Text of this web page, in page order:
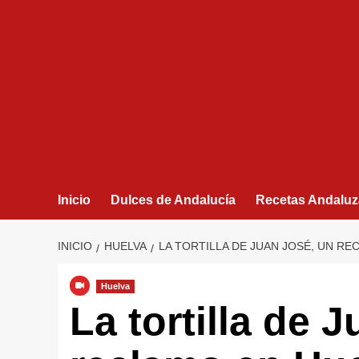
Inicio Dulces de Andalucía Recetas
INICIO HUELVA LA TORTILLA DE JUAN JOSÉ, UN
Huelva
La tortilla de